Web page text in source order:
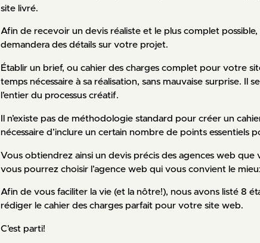
site livré.
Afin de recevoir un devis réaliste et le plus complet
demandera des détails sur votre projet.
Établir un brief, ou cahier des charges complet pour votre
temps nécessaire à sa réalisation, sans mauvaise surprise. Il
l’entier du processus créatif.
Il n’existe pas de méthodologie standard pour créer un
nécessaire d’inclure un certain nombre de points essentiels
Vous obtiendrez ainsi un devis précis des agences web que
vous pourrez choisir l’agence web qui vous convient le
Afin de vous faciliter la vie (et la nôtre!), nous avons listé 8
rédiger le cahier des charges parfait pour votre site web.
C’est parti!